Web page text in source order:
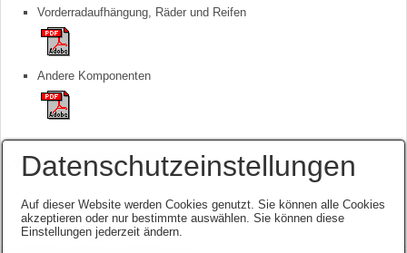
Vorderradaufhängung, Räder und Reifen
Andere Komponenten​
Wie immer alles ohne Gewähr!
Datenschutzeinstellungen
Auf dieser Website werden Cookies genutzt. Sie können alle Cookies
akzeptieren oder nur bestimmte auswählen. Sie können diese
Einstellungen jederzeit ändern.